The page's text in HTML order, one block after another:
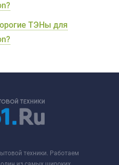
ТЭНы для
техники. Работаем